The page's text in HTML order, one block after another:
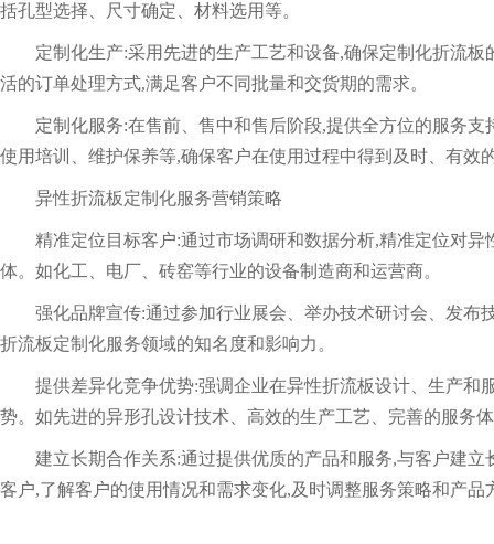
括孔型选择、尺寸确定、材料选用等。
定制化生产:采用先进的生产工艺和设备,确保定制化折流
活的订单处理方式,满足客户不同批量和交货期的需求。
定制化服务:在售前、售中和售后阶段,提供全方位的服务
使用培训、维护保养等,确保客户在使用过程中得到及时、有效
异性折流板定制化服务营销策略
精准定位目标客户:通过市场调研和数据分析,精准定位对
体。如化工、电厂、砖窑等行业的设备制造商和运营商。
强化品牌宣传:通过参加行业展会、举办技术研讨会、发布
折流板定制化服务领域的知名度和影响力。
提供差异化竞争优势:强调企业在异性折流板设计、生产和
势。如先进的异形孔设计技术、高效的生产工艺、完善的服务
建立长期合作关系:通过提供优质的产品和服务,与客户建
客户,了解客户的使用情况和需求变化,及时调整服务策略和产品